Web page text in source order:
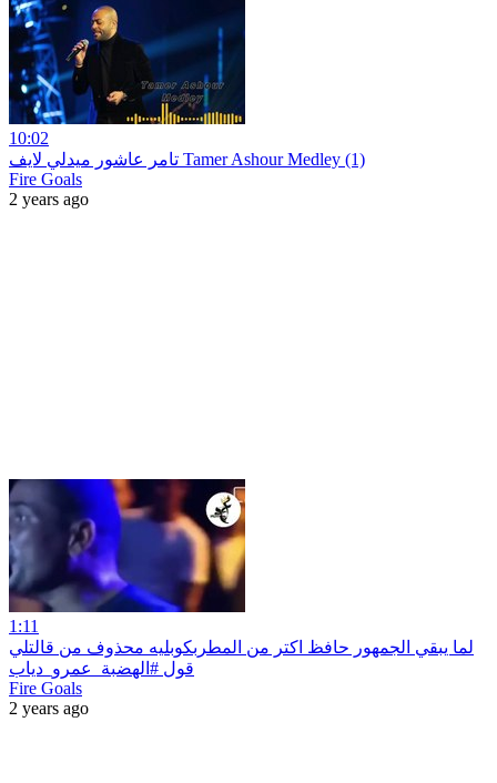
10:02
تامر عاشور ميدلي لايف Tamer Ashour Medley (1)
Fire Goals
2 years ago
1:11
لما يبقي الجمهور حافظ اكتر من المطربكوبليه محذوف من قالتلي
قول #الهضبة_عمرو_دياب
Fire Goals
2 years ago